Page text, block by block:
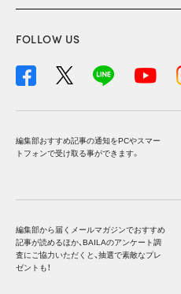
FOLLOW US
編集部おすすめ記事の通知をPCやスマー
トフォンで受け取る事ができます。
編集部から届くメールマガジンでおすすめ
記事が読めるほか、BAILAのアンケート調
査にご協力いただくと、抽選で素敵なプレ
ゼントも！